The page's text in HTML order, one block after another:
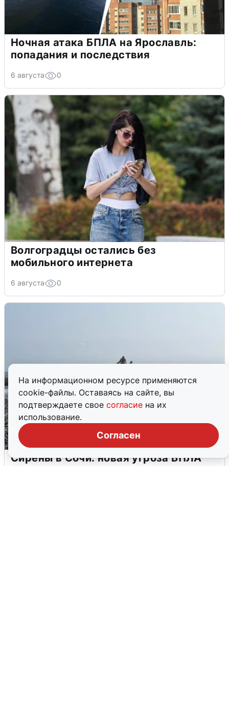
На информационном ресурсе применяются
cookie-файлы. Оставаясь на сайте, вы
подтверждаете свое согласие на их
использование.
Согласен
Ночная атака БПЛА на Ярославль:
попадания и последствия
6 августа 0
Волгоградцы остались без
мобильного интернета
6 августа 0
Сирены в Сочи: новая угроза БПЛА